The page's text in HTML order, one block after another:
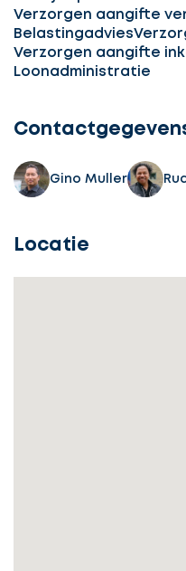
Verzorgen aangifte
Belastingadvies
Verzorgen aangifte
Loonadministratie
Gino Muller
Locatie